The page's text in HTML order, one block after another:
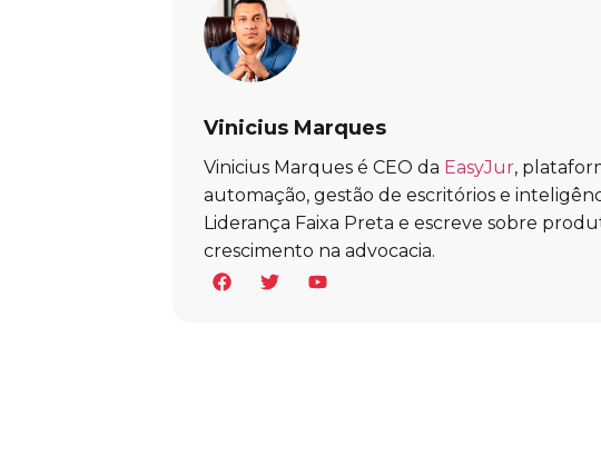
Vinicius Marques
Vinicius Marques é CEO da EasyJur,
automação, gestão de escritórios e
Liderança Faixa Preta e escreve sobre
crescimento na advocacia.